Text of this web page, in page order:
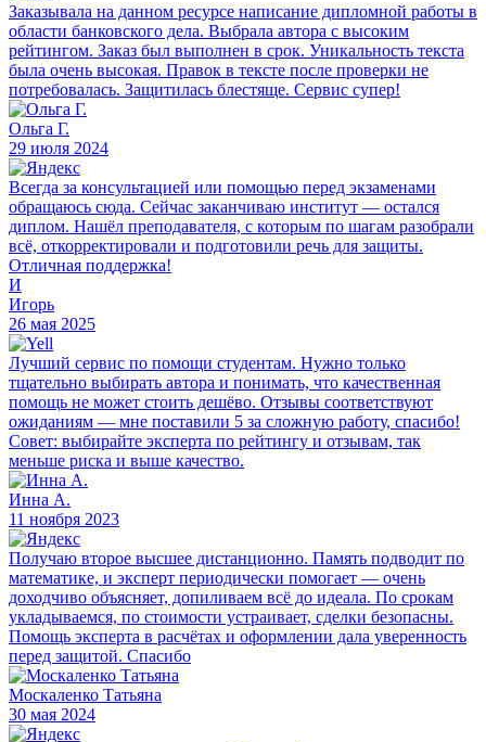
Заказывала на данном ресурсе написание дипломной работы в
области банковского дела. Выбрала автора с высоким
рейтингом. Заказ был выполнен в срок. Уникальность текста
была очень высокая. Правок в тексте после проверки не
потребовалась. Защитилась блестяще. Сервис супер!
Ольга Г.
29 июля 2024
Всегда за консультацией или помощью перед экзаменами
обращаюсь сюда. Сейчас заканчиваю институт — остался
диплом. Нашёл преподавателя, с которым по шагам разобрали
всё, откорректировали и подготовили речь для защиты.
Отличная поддержка!
И
Игорь
26 мая 2025
Лучший сервис по помощи студентам. Нужно только
тщательно выбирать автора и понимать, что качественная
помощь не может стоить дешёво. Отзывы соответствуют
ожиданиям — мне поставили 5 за сложную работу, спасибо!
Совет: выбирайте эксперта по рейтингу и отзывам, так
меньше риска и выше качество.
Инна А.
11 ноября 2023
Получаю второе высшее дистанционно. Память подводит по
математике, и эксперт периодически помогает — очень
доходчиво объясняет, допиливаем всё до идеала. По срокам
укладываемся, по стоимости устраивает, сделки безопасны.
Помощь эксперта в расчётах и оформлении дала уверенность
перед защитой. Спасибо
Москаленко Татьяна
30 мая 2024